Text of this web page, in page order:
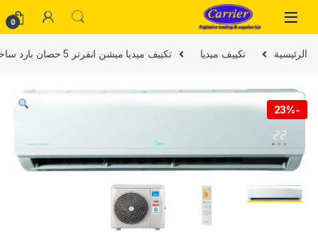
Skip to navigation
Skip to content
0
الرئيسية تكييف ميديا تكييف ميديا ميشن انفرتر 5 حصان بارد ساخن M1SABT-36HRDNF-Q8
-
23%